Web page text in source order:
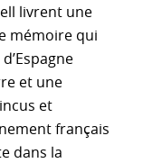
livrent une
mémoire qui
et une
et
français
dans la